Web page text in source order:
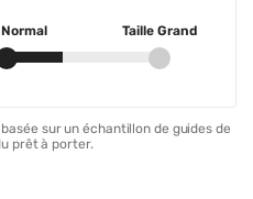
Taille Grand
sur un échantillon de guides de
prêt à porter.